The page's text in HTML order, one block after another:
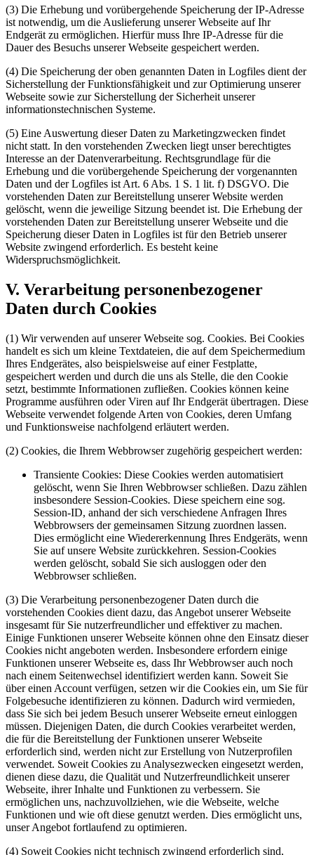
(3) Die Erhebung und vorübergehende Speicherung der IP-Adresse
ist notwendig, um die Auslieferung unserer Webseite auf Ihr
Endgerät zu ermöglichen. Hierfür muss Ihre IP-Adresse für die
Dauer des Besuchs unserer Webseite gespeichert werden.
(4) Die Speicherung der oben genannten Daten in Logfiles dient der
Sicherstellung der Funktionsfähigkeit und zur Optimierung unserer
Webseite sowie zur Sicherstellung der Sicherheit unserer
informationstechnischen Systeme.
(5) Eine Auswertung dieser Daten zu Marketingzwecken findet
nicht statt. In den vorstehenden Zwecken liegt unser berechtigtes
Interesse an der Datenverarbeitung. Rechtsgrundlage für die
Erhebung und die vorübergehende Speicherung der vorgenannten
Daten und der Logfiles ist Art. 6 Abs. 1 S. 1 lit. f) DSGVO. Die
vorstehenden Daten zur Bereitstellung unserer Website werden
gelöscht, wenn die jeweilige Sitzung beendet ist. Die Erhebung der
vorstehenden Daten zur Bereitstellung unserer Webseite und die
Speicherung dieser Daten in Logfiles ist für den Betrieb unserer
Website zwingend erforderlich. Es besteht keine
Widerspruchsmöglichkeit.
V. Verarbeitung personenbezogener
Daten durch Cookies
(1) Wir verwenden auf unserer Webseite sog. Cookies. Bei Cookies
handelt es sich um kleine Textdateien, die auf dem Speichermedium
Ihres Endgerätes, also beispielsweise auf einer Festplatte,
gespeichert werden und durch die uns als Stelle, die den Cookie
setzt, bestimmte Informationen zufließen. Cookies können keine
Programme ausführen oder Viren auf Ihr Endgerät übertragen. Diese
Webseite verwendet folgende Arten von Cookies, deren Umfang
und Funktionsweise nachfolgend erläutert werden.
(2) Cookies, die Ihrem Webbrowser zugehörig gespeichert werden:
Transiente Cookies: Diese Cookies werden automatisiert
gelöscht, wenn Sie Ihren Webbrowser schließen. Dazu zählen
insbesondere Session-Cookies. Diese speichern eine sog.
Session-ID, anhand der sich verschiedene Anfragen Ihres
Webbrowsers der gemeinsamen Sitzung zuordnen lassen.
Dies ermöglicht eine Wiedererkennung Ihres Endgeräts, wenn
Sie auf unsere Website zurückkehren. Session-Cookies
werden gelöscht, sobald Sie sich ausloggen oder den
Webbrowser schließen.
(3) Die Verarbeitung personenbezogener Daten durch die
vorstehenden Cookies dient dazu, das Angebot unserer Webseite
insgesamt für Sie nutzerfreundlicher und effektiver zu machen.
Einige Funktionen unserer Webseite können ohne den Einsatz dieser
Cookies nicht angeboten werden. Insbesondere erfordern einige
Funktionen unserer Webseite es, dass Ihr Webbrowser auch noch
nach einem Seitenwechsel identifiziert werden kann. Soweit Sie
über einen Account verfügen, setzen wir die Cookies ein, um Sie für
Folgebesuche identifizieren zu können. Dadurch wird vermieden,
dass Sie sich bei jedem Besuch unserer Webseite erneut einloggen
müssen. Diejenigen Daten, die durch Cookies verarbeitet werden,
die für die Bereitstellung der Funktionen unserer Webseite
erforderlich sind, werden nicht zur Erstellung von Nutzerprofilen
verwendet. Soweit Cookies zu Analysezwecken eingesetzt werden,
dienen diese dazu, die Qualität und Nutzerfreundlichkeit unserer
Webseite, ihrer Inhalte und Funktionen zu verbessern. Sie
ermöglichen uns, nachzuvollziehen, wie die Webseite, welche
Funktionen und wie oft diese genutzt werden. Dies ermöglicht uns,
unser Angebot fortlaufend zu optimieren.
(4) Soweit Cookies nicht technisch zwingend erforderlich sind,